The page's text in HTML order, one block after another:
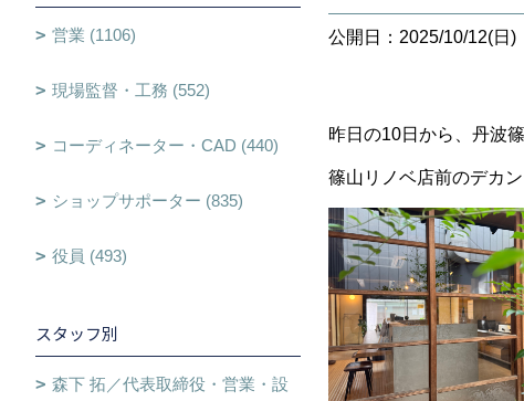
公開日：2025/10/12(日)
昨日の10日から、丹波
篠山リノベ店前のデカ
営業 (1106)
現場監督・工務 (552)
コーディネーター・CAD (440)
ショップサポーター (835)
役員 (493)
スタッフ別
森下 拓／代表取締役・営業・設